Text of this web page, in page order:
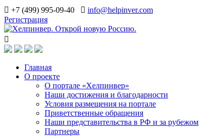
+7 (499) 995-09-40
info@helpinver.com
Регистрация
Главная
О проекте
О портале «Хелпинвер»
Наши достижения и благодарности
Условия размещения на портале
Приветственные обращения
Наши представительства в РФ и за рубежом
Партнеры